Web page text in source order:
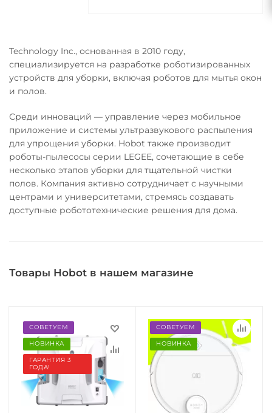
Technology Inc., основанная в 2010 году,
специализируется на разработке роботизированных
устройств для уборки, включая роботов для мытья окон
и полов.
Среди инноваций — управление через мобильное
приложение и системы ультразвукового распыления
для упрощения уборки. Hobot также производит
роботы-пылесосы серии LEGEE, сочетающие в себе
несколько этапов уборки для тщательной чистки
полов. Компания активно сотрудничает с научными
центрами и университетами, стремясь создавать
доступные робототехнические решения для дома​.
Товары Hobot в нашем магазине
СОВЕТУЕМ
НОВИНКА
ГАРАНТИЯ 3
ГОДА!
СОВЕТУЕМ
НОВИНКА